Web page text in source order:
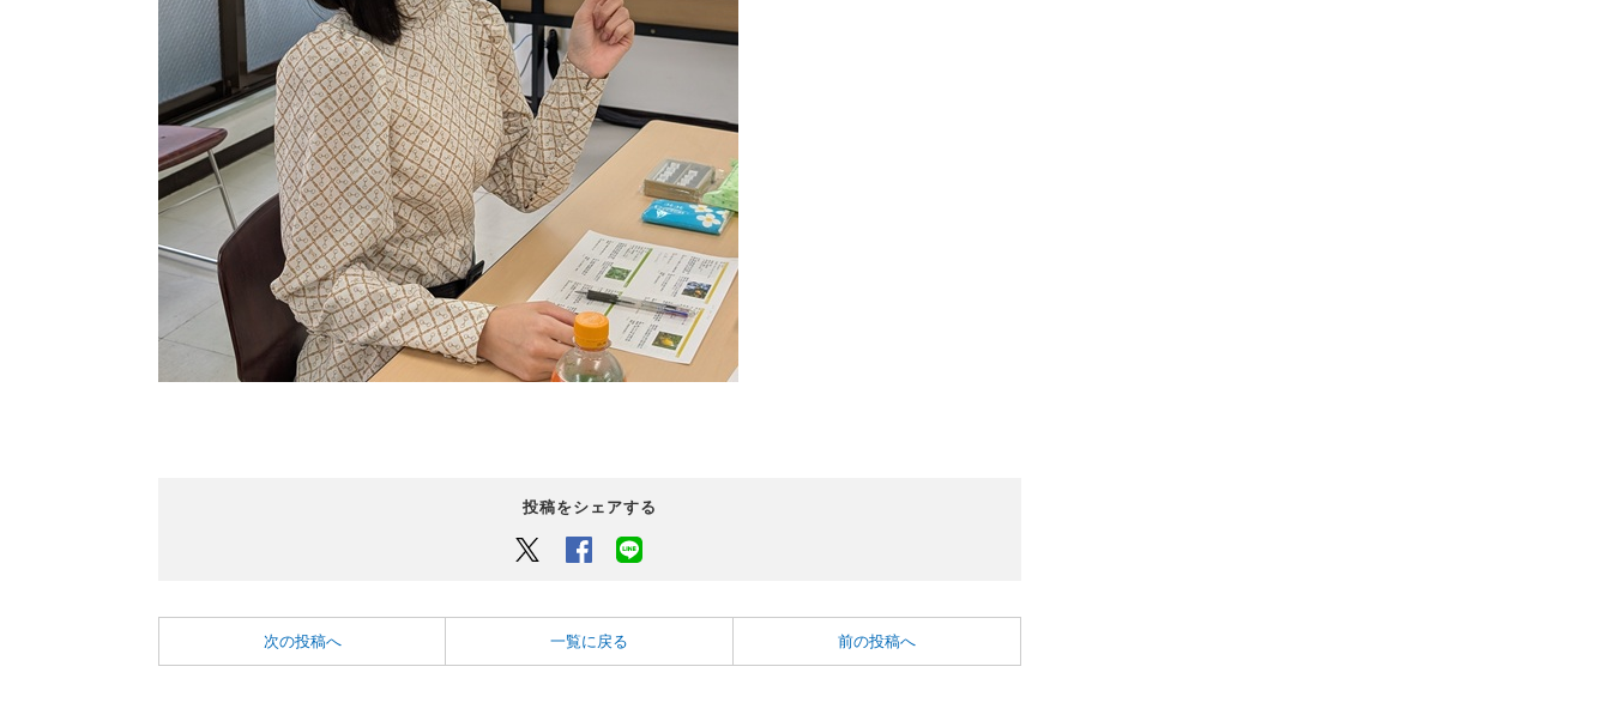
投稿をシェアする
Twitter Facebook
次の投稿へ 一覧に戻る 前の投稿へ